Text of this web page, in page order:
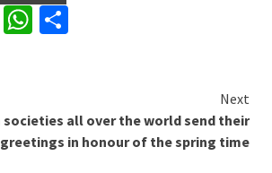
LinkedIn
WhatsApp
Next
societies all over the world send their
greetings in honour of the spring time